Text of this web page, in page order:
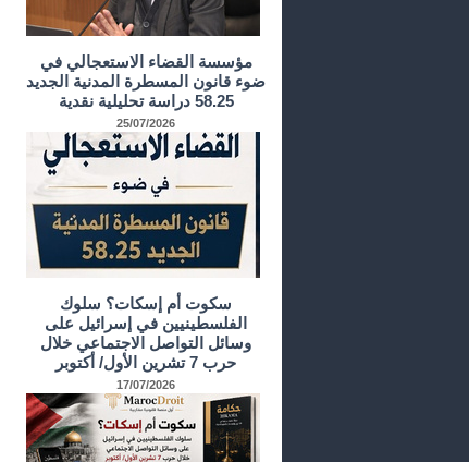
مؤسسة القضاء الاستعجالي في
ضوء قانون المسطرة المدنية الجديد
58.25 دراسة تحليلية نقدية
25/07/2026
سكوت أم إسكات؟ سلوك
الفلسطينيين في إسرائيل على
وسائل التواصل الاجتماعي خلال
حرب 7 تشرين الأول/ أكتوبر
17/07/2026